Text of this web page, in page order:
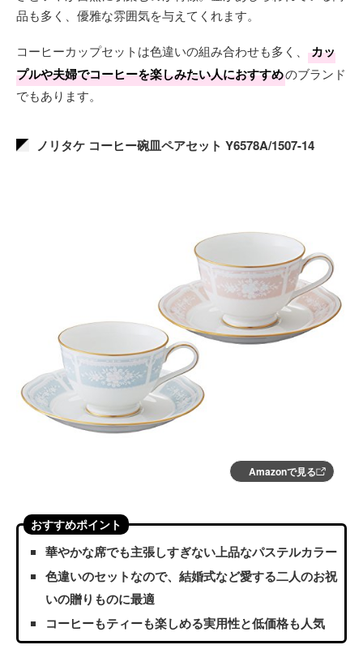
品も多く、優雅な雰囲気を与えてくれます。
コーヒーカップセットは色違いの組み合わせも多く、
カッ
プルや夫婦でコーヒーを楽しみたい人におすすめのブランド
でもあります。
ノリタケ コーヒー碗皿ペアセット Y6578A/1507-14
Amazonで見る
おすすめポイント
華やかな席でも主張しすぎない上品なパステルカラー
色違いのセットなので、結婚式など愛する二人のお祝
いの贈りものに最適
コーヒーもティーも楽しめる実用性と低価格も人気